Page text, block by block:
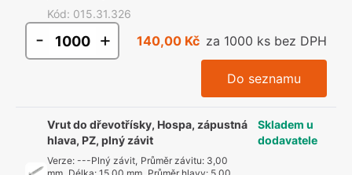
Kód: 015.31.326
- + 140,00 Kč za 1000 ks bez DPH
Do seznamu
Vrut do dřevotřísky, Hospa, zápustná
hlava, PZ, plný závit
Verze: ---Plný závit, Průměr závitu: 3,00
Skladem u
dodavatele